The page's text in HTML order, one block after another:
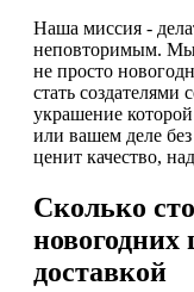
Наша миссия -
неповторимым. Мы
не просто
стать создателями
украшение
или вашем деле
ценит качество,
Сколько
новогодних
доставкой